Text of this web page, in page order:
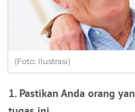
(Foto: Ilustrasi)
1. Pastikan Anda orang